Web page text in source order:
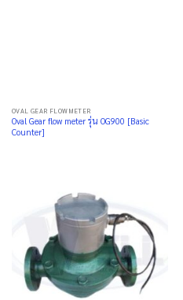
OVAL GEAR FLOWMETER
Oval Gear flow meter รุ่น OG900 [Basic
Counter]